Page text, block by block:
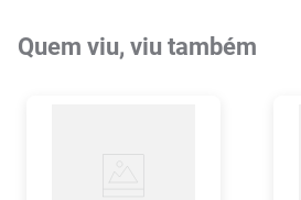
Quem viu, viu também